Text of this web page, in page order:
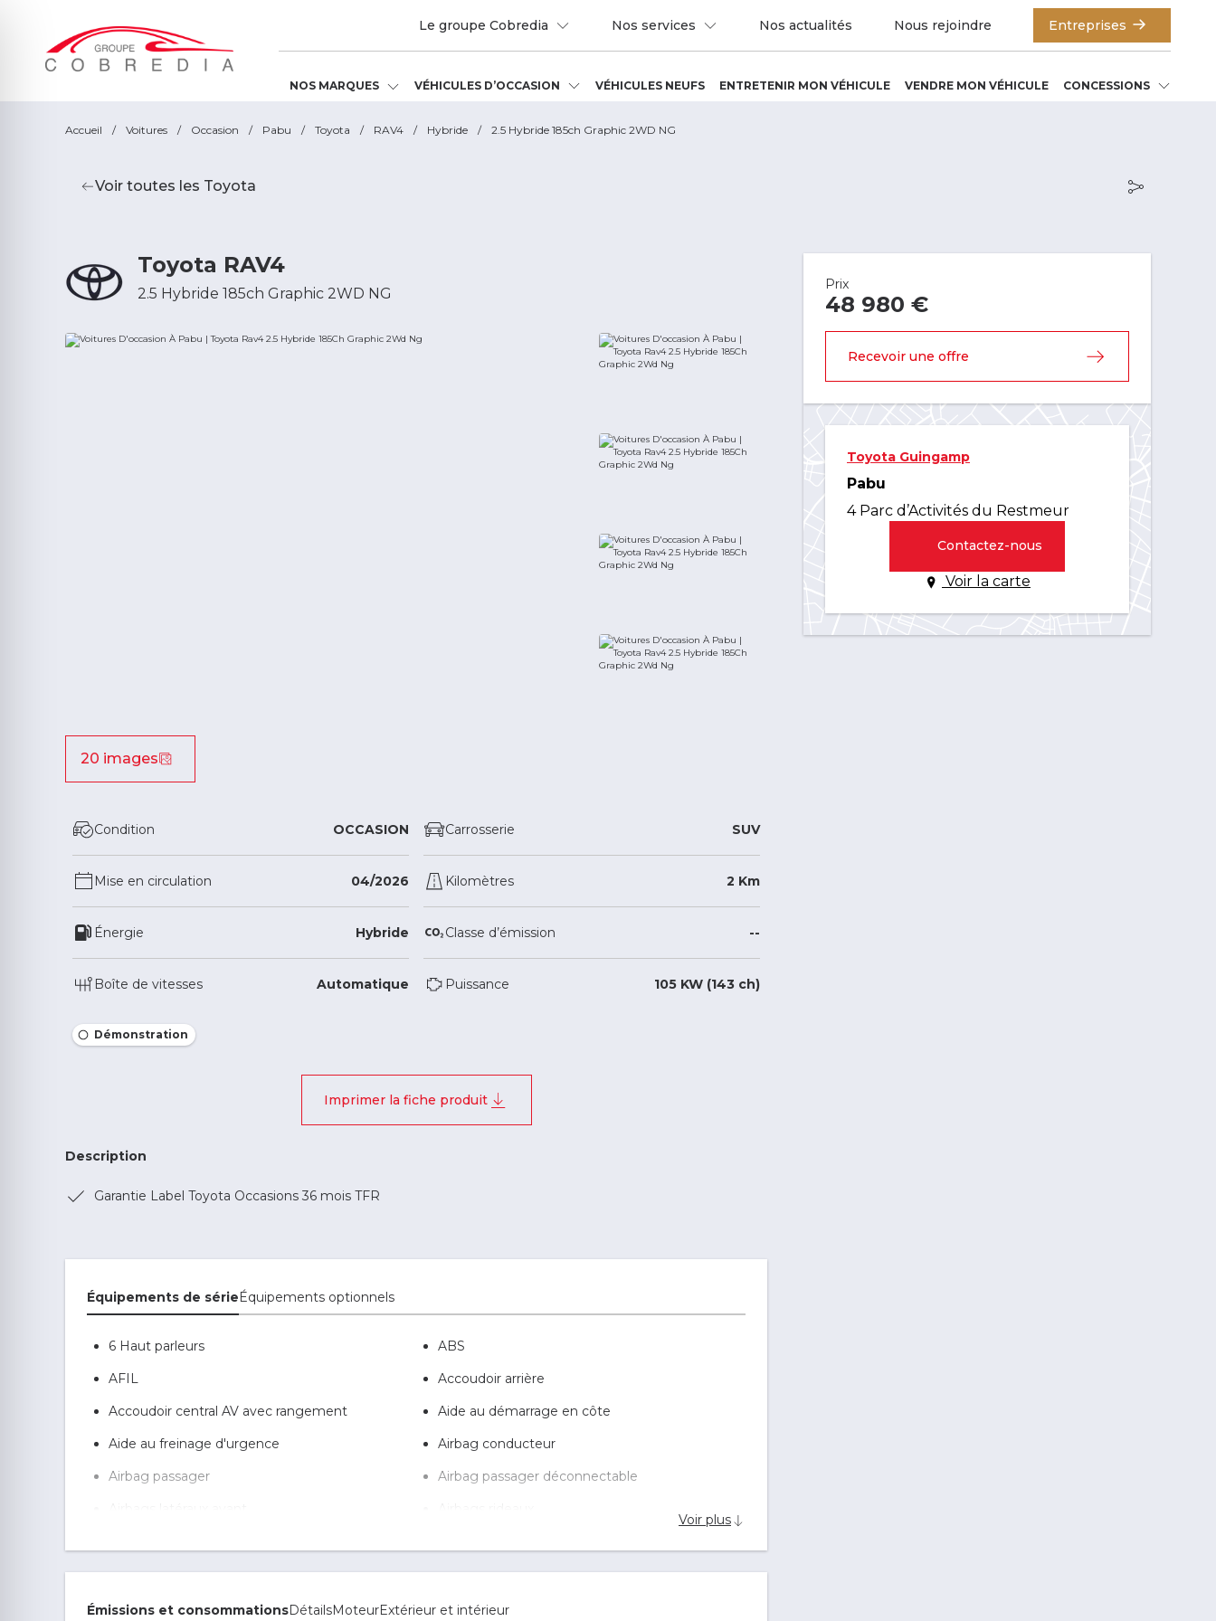
Le groupe Cobredia Nos services Nos actualités Nous rejoindre Entreprises
NOS MARQUES VÉHICULES D’OCCASION VÉHICULES NEUFS ENTRETENIR MON VÉHICULE VENDRE MON VÉHICULE CONCESSIONS
Accueil / Voitures / Occasion / Pabu / Toyota / RAV4 / Hybride / 2.5 Hybride 185ch Graphic 2WD NG
Voir toutes les Toyota
Toyota RAV4
2.5 Hybride 185ch Graphic 2WD NG
20 images
Prix
48 980 €
Recevoir une offre
Toyota Guingamp
Pabu
4 Parc d’Activités du Restmeur
Contactez-nous
Voir la carte
Condition OCCASION Carrosserie SUV
Mise en circulation 04/2026 Kilomètres 2 Km
Énergie Hybride Classe d’émission --
Boîte de vitesses Automatique Puissance 105 KW (143 ch)
Démonstration
Imprimer la fiche produit
Description
Garantie Label Toyota Occasions 36 mois TFR
Équipements de sérieÉquipements optionnels
6 Haut parleurs
ABS
AFIL
Accoudoir arrière
Accoudoir central AV avec rangement
Aide au démarrage en côte
Aide au freinage d'urgence
Airbag conducteur
Airbag passager
Airbag passager déconnectable
Antidémarrage électronique
Antipatinage
Appel d'Urgence Localisé
Appui-tête conducteur réglable hauteur
Voir plus
Émissions et consommationsDétailsMoteurExtérieur et intérieur